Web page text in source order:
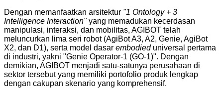
Dengan memanfaatkan arsitektur "1 Ontology + 3
Intelligence Interaction"yang memadukan kecerdasan
manipulasi, interaksi, dan mobilitas, AGIBOT telah
meluncurkan lima seri robot (AgiBot A3, A2, Genie, AgiBot
X2, dan D1), serta model dasar embodieduniversal pertama
di industri, yakni "Genie Operator-1 (GO-1)". Dengan
demikian, AGIBOT menjadi satu-satunya perusahaan di
sektor tersebut yang memiliki portofolio produk lengkap
dengan cakupan skenario yang komprehensif.